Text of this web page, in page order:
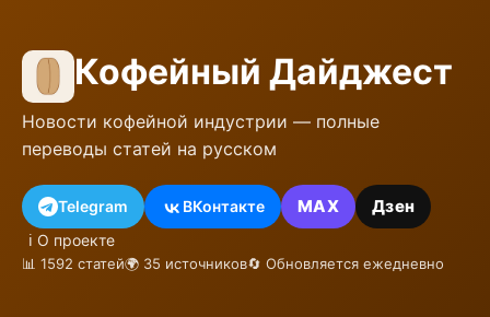
Кофейный Дайджест
Новости кофейной индустрии — полные
переводы статей на русском
Telegram ВКонтакте MAX Дзен
ℹ️ О проекте
📊 1592 статей🌍 35 источников🔄 Обновляется ежедневно